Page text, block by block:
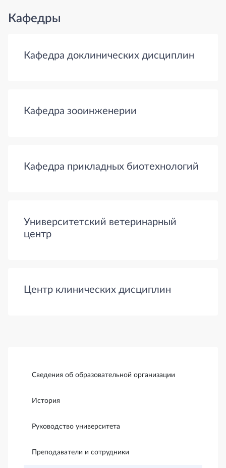
Кафедры
Кафедра доклинических дисциплин
Кафедра зооинженерии
Кафедра прикладных биотехнологий
Университетский ветеринарный
центр
Центр клинических дисциплин
Сведения об образовательной организации
История
Руководство университета
Преподаватели и сотрудники